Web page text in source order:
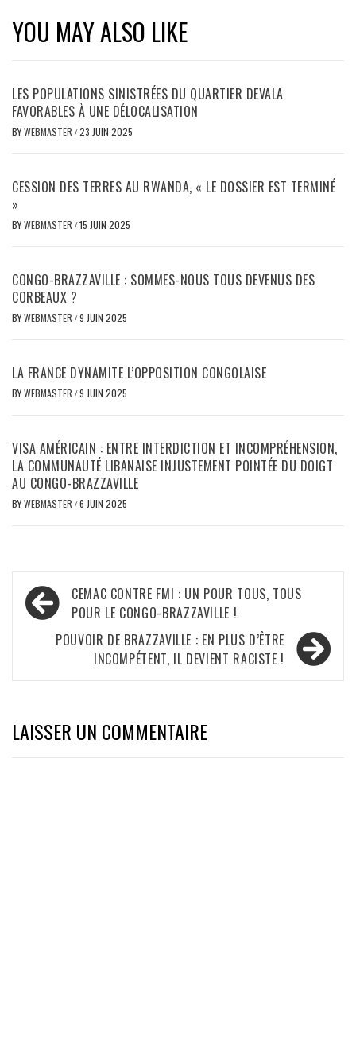
YOU MAY ALSO LIKE
LES POPULATIONS SINISTRÉES DU QUARTIER DEVALA
FAVORABLES À UNE DÉLOCALISATION
BYWEBMASTER /23 JUIN 2025
CESSION DES TERRES AU RWANDA, « LE DOSSIER EST TERMINÉ
»
BYWEBMASTER /15 JUIN 2025
CONGO-BRAZZAVILLE : SOMMES-NOUS TOUS DEVENUS DES
CORBEAUX ?
BYWEBMASTER /9 JUIN 2025
LA FRANCE DYNAMITE L’OPPOSITION CONGOLAISE
BYWEBMASTER /9 JUIN 2025
VISA AMÉRICAIN : ENTRE INTERDICTION ET INCOMPRÉHENSION,
LA COMMUNAUTÉ LIBANAISE INJUSTEMENT POINTÉE DU DOIGT
AU CONGO-BRAZZAVILLE
BYWEBMASTER /6 JUIN 2025
Navigation
de
l’article
CEMAC CONTRE FMI : UN POUR TOUS, TOUS
POUR LE CONGO-BRAZZAVILLE !
POUVOIR DE BRAZZAVILLE : EN PLUS D’ÊTRE
INCOMPÉTENT, IL DEVIENT RACISTE !
LAISSER UN COMMENTAIRE